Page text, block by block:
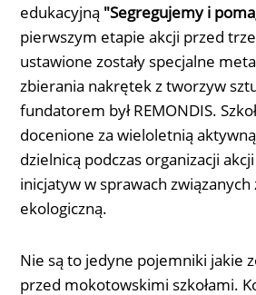
edukacyjną "Segregujemy i
pierwszym etapie akcji przed
ustawione zostały specjalne
zbierania nakrętek z tworzyw
fundatorem był REMONDIS.
docenione za wieloletnią
dzielnicą podczas organizacji
inicjatyw w sprawach związanych
ekologiczną.
Nie są to jedyne pojemniki jakie
przed mokotowskimi szkołami.